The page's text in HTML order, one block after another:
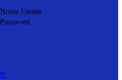
Nome Utente
Password